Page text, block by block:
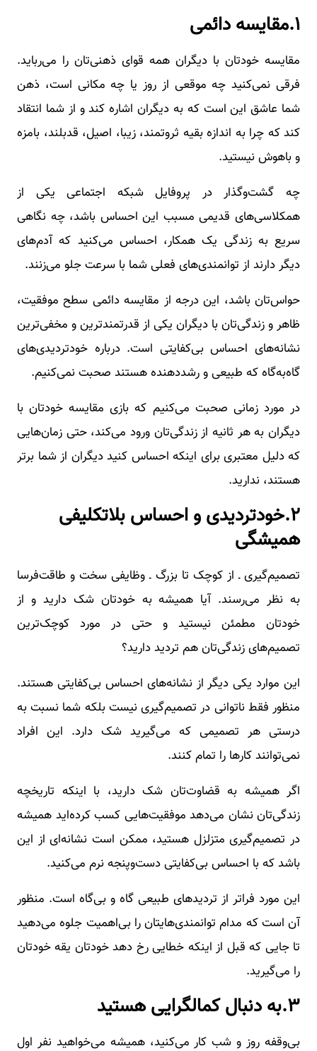
۱.مقایسه دائمی
مقایسه خودتان با دیگران همه قوای ذهنی‌تان را می‌رباید.
فرقی نمی‌کنید چه موقعی از روز یا چه مکانی است، ذهن‌
شما عاشق این است که به دیگران اشاره کند و از شما انتقاد
کند که چرا به اندازه بقیه ثروتمند، زیبا، اصیل، قدبلند، بامزه
و باهوش نیستید.
چه گشت‌وگذار در پروفایل شبکه اجتماعی یکی از
همکلاسی‌های قدیمی مسبب این احساس باشد، چه نگاهی
سریع به زندگی یک همکار، احساس می‌کنید که آدم‌های
دیگر دارند از توانمندی‌های فعلی شما با سرعت جلو می‌زنند.
حواس‌تان باشد، این درجه از مقایسه دائمی سطح موفقیت،
ظاهر و زندگی‌تان با دیگران یکی از قدرتمندترین و مخفی‌ترین
نشانه‌های احساس بی‌کفایتی است. درباره خودتردیدی‌های
گاه‌به‌گاه که طبیعی و رشددهنده هستند صحبت نمی‌کنیم.
در مورد زمانی صحبت می‌کنیم که بازی مقایسه خودتان با
دیگران به هر ثانیه از زندگی‌تان ورود می‌کند، حتی زمان‌هایی
که دلیل معتبری برای اینکه احساس کنید دیگران از شما برتر
هستند، ندارید.
۲.خودتردیدی و احساس بلاتکلیفی
همیشگی
تصمیم‌گیری ـ از کوچک تا بزرگ ـ وظایفی سخت و طاقت‌فرسا
به نظر می‌رسند. آیا همیشه به خودتان شک دارید و از
خودتان مطمئن نیستید و حتی در مورد کوچک‌ترین
تصمیم‌های زندگی‌تان هم تردید دارید؟
این‌ موارد یکی دیگر از نشانه‌های احساس بی‌کفایتی هستند.
منظور فقط ناتوانی در تصمیم‌گیری نیست بلکه شما نسبت به
درستی هر تصمیمی که می‌گیرید شک دارد. این افراد
نمی‌توانند کارها را تمام کنند.
اگر همیشه به قضاوت‌تان شک دارید، با اینکه تاریخچه
زندگی‌تان نشان می‌دهد موفقیت‌هایی کسب کرده‌اید همیشه
در تصمیم‌گیری متزلزل هستید، ممکن است نشانه‌ای از این
باشد که با احساس بی‌کفایتی دست‌وپنجه نرم می‌کنید.
این مورد فراتر از تردیدهای طبیعی گاه و بی‌گاه است. منظور
آن است که مدام توانمندی‌هایتان را بی‌اهمیت جلوه می‌دهید
تا جایی که قبل از اینکه خطایی رخ دهد خودتان یقه خودتان
را می‌گیرید.
۳.به دنبال کمالگرایی هستید
بی‌وقفه روز و شب کار می‌کنید، همیشه می‌خواهید نفر اول